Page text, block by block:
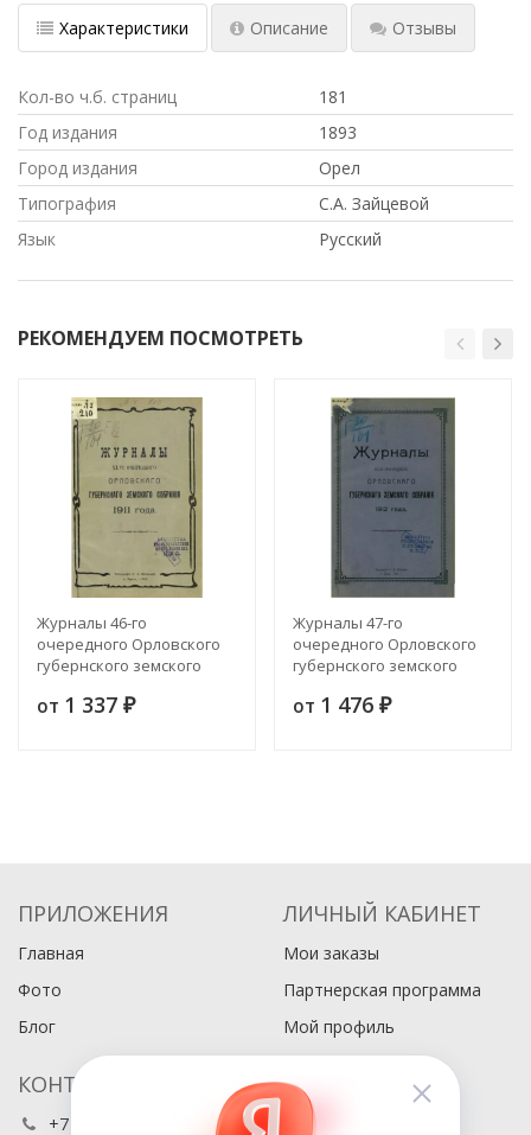
Характеристики Описание Отзывы
Кол-во ч.б. страниц
181
Год издания
1893
Город издания
Орел
Типография
С.А. Зайцевой
Язык
Русский
РЕКОМЕНДУЕМ ПОСМОТРЕТЬ
Журналы 46-го
очередного Орловского
губернского земского
от 1 337 ₽
Журналы 47-го
очередного Орловского
губернского земского
от 1 476 ₽
ПРИЛОЖЕНИЯ
Главная
Фото
Блог
ЛИЧНЫЙ КАБИНЕТ
Мои заказы
Партнерская программа
Мой профиль
КОНТАКТЫ
+7 (495) 486-80-76